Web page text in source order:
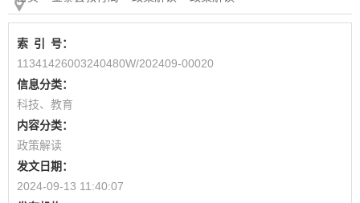
索 引
号：
11341426003240480W/202409-00020
信息分类：
科技、教育
内容分类：
政策解读
发文日期：
2024-09-13 11:40:07